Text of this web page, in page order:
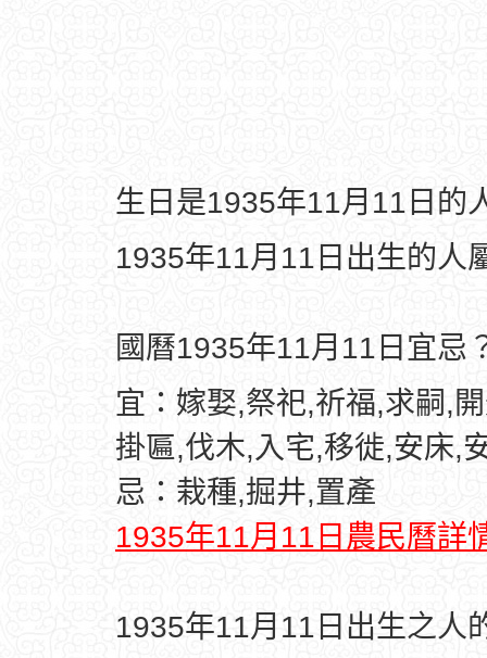
生日是1935年11月11日的
1935年11月11日出生的人
國曆1935年11月11日宜忌
宜：嫁娶,祭祀,祈福,求嗣,
掛匾,伐木,入宅,移徙,安床,
忌：栽種,掘井,置產
1935年11月11日農民曆詳
1935年11月11日出生之人